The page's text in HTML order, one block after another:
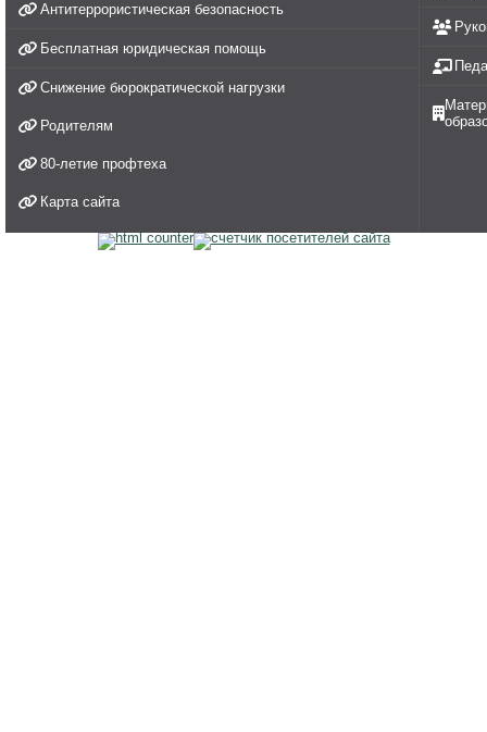
Антитеррористическая безопасность
Бесплатная юридическая помощь
Снижение бюрократической нагрузки
Родителям
80-летие профтеха
Карта сайта